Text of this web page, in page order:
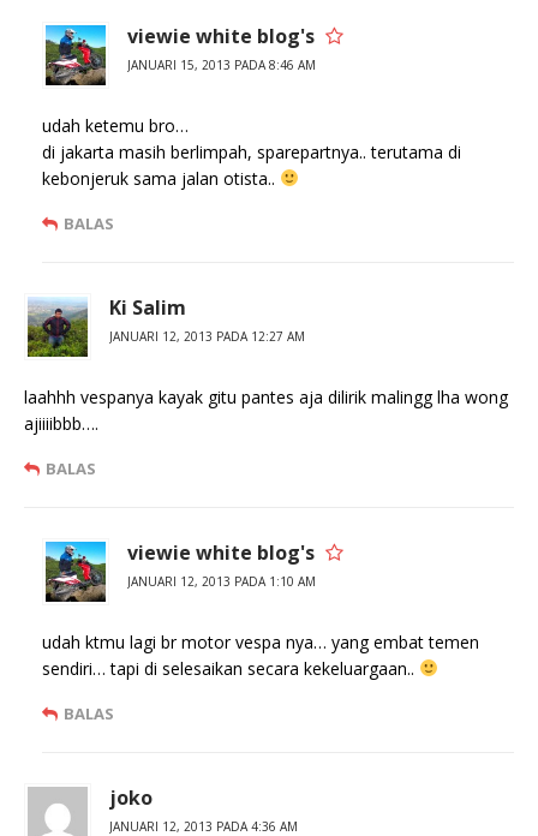
viewie white blog's
JANUARI 15, 2013 PADA 8:46 AM
udah ketemu bro…
di jakarta masih berlimpah, sparepartnya.. terutama di
kebonjeruk sama jalan otista..
BALAS
Ki Salim
JANUARI 12, 2013 PADA 12:27 AM
laahhh vespanya kayak gitu pantes aja dilirik malingg lha wong
ajiiiibbb….
BALAS
viewie white blog's
JANUARI 12, 2013 PADA 1:10 AM
udah ktmu lagi br motor vespa nya… yang embat temen
sendiri… tapi di selesaikan secara kekeluargaan..
BALAS
joko
JANUARI 12, 2013 PADA 4:36 AM